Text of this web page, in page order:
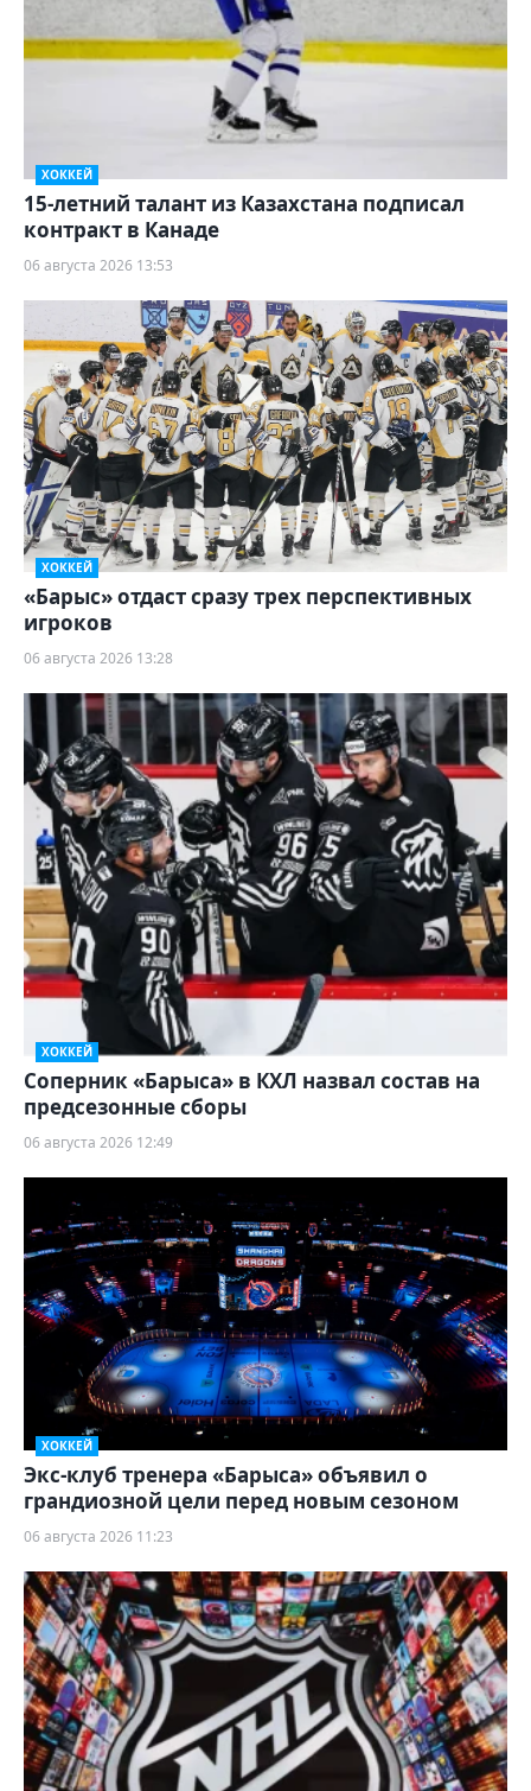
ХОККЕЙ
15-летний талант из Казахстана подписал
контракт в Канаде
06 августа 2026 13:53
ХОККЕЙ
«Барыс» отдаст сразу трех перспективных
игроков
06 августа 2026 13:28
ХОККЕЙ
Соперник «Барыса» в КХЛ назвал состав на
предсезонные сборы
06 августа 2026 12:49
ХОККЕЙ
Экс-клуб тренера «Барыса» объявил о
грандиозной цели перед новым сезоном
06 августа 2026 11:23